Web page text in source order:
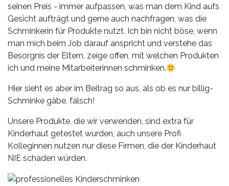
seinen Preis - immer aufpassen, was man dem Kind aufs
Gesicht aufträgt und gerne auch nachfragen, was die
Schminkerin für Produkte nutzt. Ich bin nicht böse, wenn
man mich beim Job darauf anspricht und verstehe das
Besorgnis der Eltern, zeige offen, mit welchen Produkten
ich und meine Mitarbeiterinnen schminken.
Hier sieht es aber im Beitrag so aus, als ob es nur billig-
Schminke gäbe, falsch!
Unsere Produkte, die wir verwenden, sind extra für
Kinderhaut getestet wurden, auch unsere Profi
Kolleginnen nutzen nur diese Firmen, die der Kinderhaut
NIE schaden würden.